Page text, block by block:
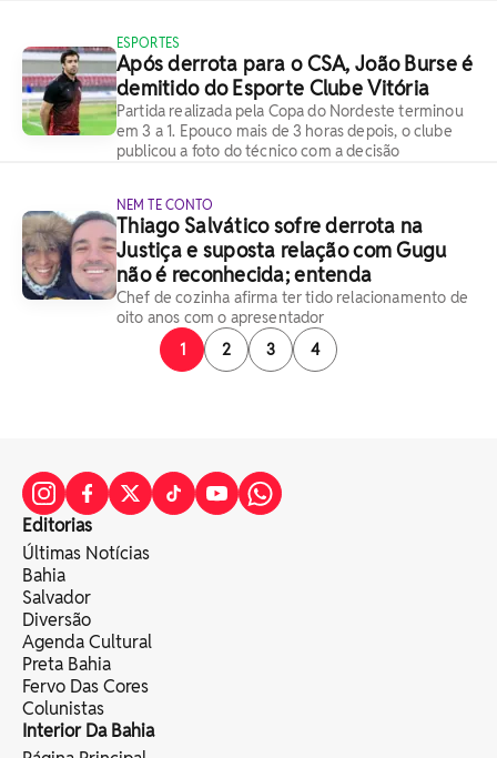
ESPORTES
Após derrota para o CSA, João Burse é
demitido do Esporte Clube Vitória
Partida realizada pela Copa do Nordeste terminou
em 3 a 1. Epouco mais de 3 horas depois, o clube
publicou a foto do técnico com a decisão
NEM TE CONTO
Thiago Salvático sofre derrota na
Justiça e suposta relação com Gugu
não é reconhecida; entenda
Chef de cozinha afirma ter tido relacionamento de
oito anos com o apresentador
1
2 3 4
Editorias
Últimas Notícias
Bahia
Salvador
Diversão
Agenda Cultural
Preta Bahia
Fervo Das Cores
Colunistas
Interior Da Bahia